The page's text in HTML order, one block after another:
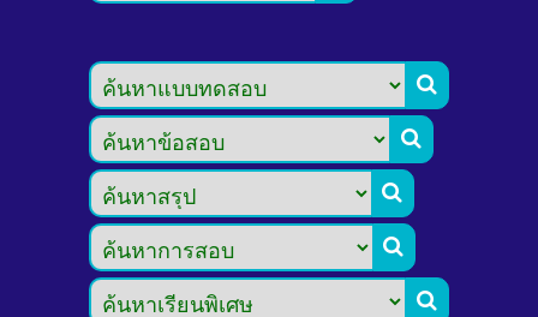




